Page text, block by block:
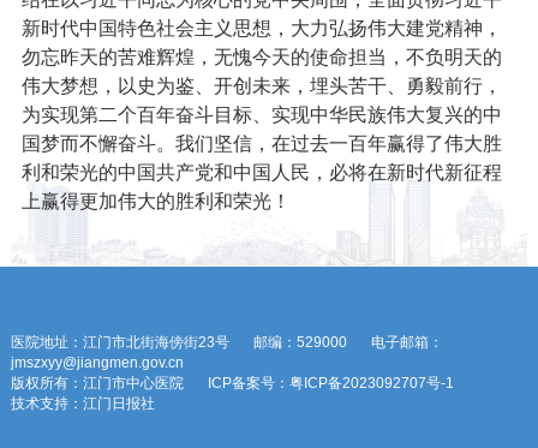
新时代中国特色社会主义思想，大力弘扬伟大建党精神，
勿忘昨天的苦难辉煌，无愧今天的使命担当，不负明天的
伟大梦想，以史为鉴、开创未来，埋头苦干、勇毅前行，
为实现第二个百年奋斗目标、实现中华民族伟大复兴的中
国梦而不懈奋斗。我们坚信，在过去一百年赢得了伟大胜
利和荣光的中国共产党和中国人民，必将在新时代新征程
上赢得更加伟大的胜利和荣光！
医院地址：江门市北街海傍街23号 邮编：529000
电子邮箱：
jmszxyy@jiangmen.gov.cn
版权所有：江门市中心医院
ICP备案号：粤ICP备2023092707号-1
技术支持：江门日报社